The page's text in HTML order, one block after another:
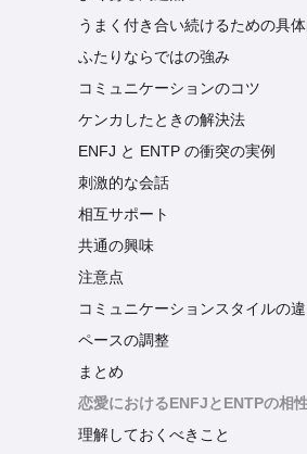
うまく付き合い続けるための具
ふたりならではの強み
コミュニケーションのコツ
ケンカしたときの解決法
ENFJ と ENTP の衝突の実例
刺激的な会話
相互サポート
共通の興味
注意点
コミュニケーションスタイルの
ペースの調整
まとめ
恋愛におけるENFJとENTPの相
理解しておくべきこと